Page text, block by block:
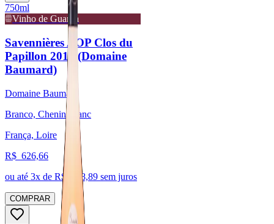
750ml
Vinho de Guarda
Savennières AOP Clos du
Papillon 2018 (Domaine
Baumard)
Domaine Baumard
Branco, Chenin Blanc
França, Loire
R$ 626,66
ou até 3x de R$ 208,89 sem juros
COMPRAR